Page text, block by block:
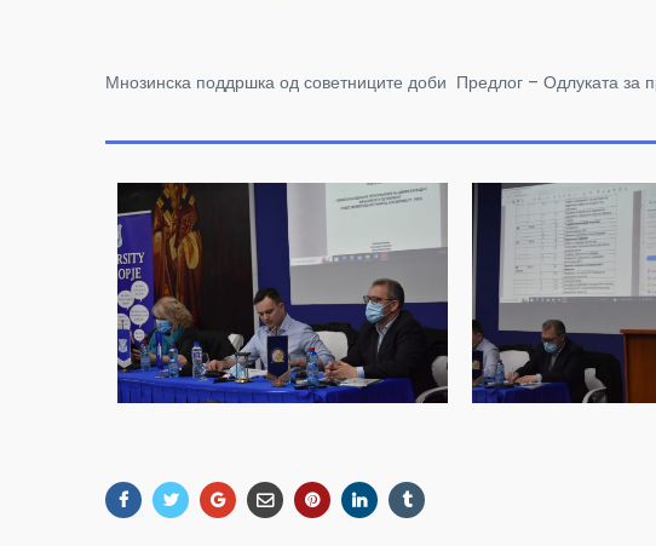
Мнозинска поддршка од советниците доби Предлог – Одлуката